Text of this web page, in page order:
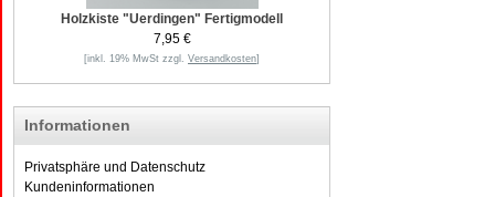
Holzkiste "Uerdingen" Fertigmodell
7,95 €
[inkl. 19% MwSt zzgl. Versandkosten]
Informationen
Privatsphäre und Datenschutz
Kundeninformationen